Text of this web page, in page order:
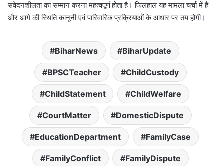
संवेदनशीलता का सम्मान करना महत्वपूर्ण होता है। फिलहाल यह मामला चर्चा में है
और आगे की स्थिति कानूनी एवं पारिवारिक प्रक्रियाओं के आधार पर तय होगी।
BiharNews BiharUpdate
BPSCTeacher ChildCustody
ChildStatement ChildWelfare
CourtMatter DomesticDispute
EducationDepartment FamilyCase
FamilyConflict FamilyDispute